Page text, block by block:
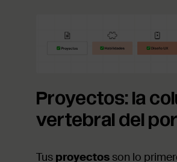
Proyectos: la
vertebral del
Tus proyectos son lo